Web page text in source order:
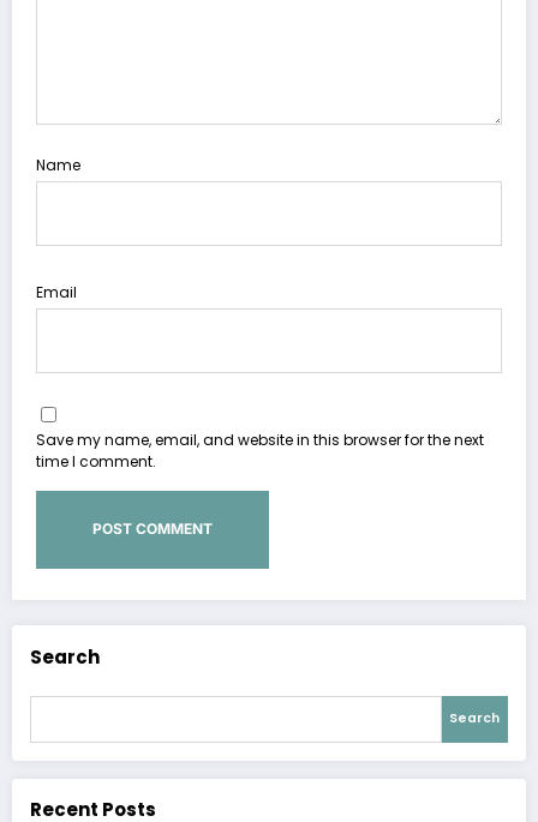
Name
Email
Save my name, email, and website in this browser for the next
time I comment.
Search
Search
Recent Posts